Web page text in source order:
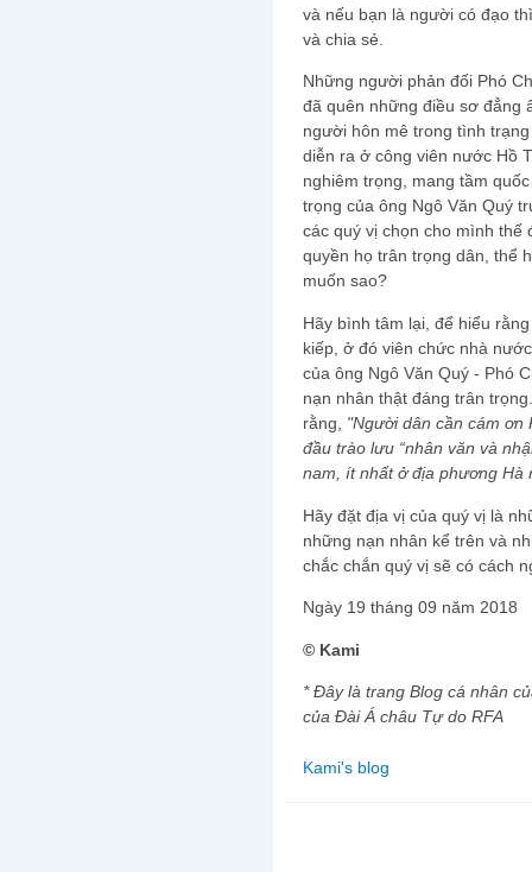
và nếu bạn là người có đạo
và chia sẻ.
Những người phản đối Phó
đã quên những điều sơ đẳng
người hôn mê trong tình
diễn ra ở công viên nước Hồ
nghiêm trọng, mang tầm
trọng của ông Ngô Văn Quý
các quý vị chọn cho mình
quyền họ trân trọng dân, thể
muốn sao?
Hãy bình tâm lại, để hiểu
kiếp, ở đó viên chức nhà
của ông Ngô Văn Quý - Phó
nạn nhân thật đáng trân
rằng,
"Người dân cần cám ơn
đầu trào lưu “nhân văn và
nam, ít nhất ở địa phương Hà
Hãy đặt địa vị của quý vị là
những nạn nhân kể trên và
chắc chắn quý vị sẽ có cách
Ngày 19 tháng 09 năm 2018
© Kami
* Đây là trang Blog cá nhân
của Đài Á châu Tự do RFA
Kami's blog